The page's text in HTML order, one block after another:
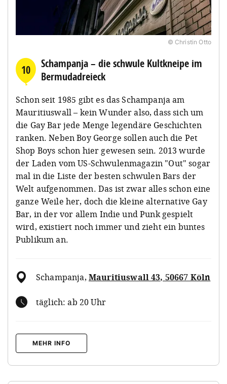
© Christin Otto
10
Schampanja – die schwule Kultkneipe im
Bermudadreieck
Schon seit 1985 gibt es das Schampanja am
Mauritiuswall – kein Wunder also, dass sich um
die Gay Bar jede Menge legendäre Geschichten
ranken. Neben Boy George sollen auch die Pet
Shop Boys schon hier gewesen sein. 2013 wurde
der Laden vom US-Schwulenmagazin "Out" sogar
mal in die Liste der besten schwulen Bars der
Welt aufgenommen. Das ist zwar alles schon eine
ganze Weile her, doch die kleine alternative Gay
Bar, in der vor allem Indie und Punk gespielt
wird, existiert noch immer und zieht ein buntes
Publikum an.
Schampanja, Mauritiuswall 43, 50667 Köln
täglich: ab 20 Uhr
MEHR INFO